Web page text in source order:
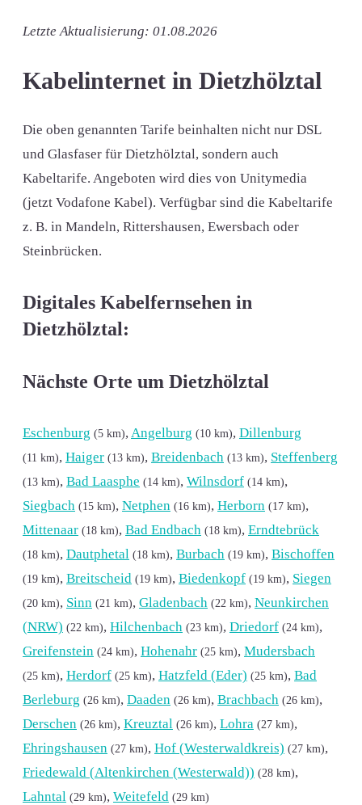
Letzte Aktualisierung: 01.08.2026
Kabelinternet in Dietzhölztal
Die oben genannten Tarife beinhalten nicht nur DSL
und Glasfaser für Dietzhölztal, sondern auch
Kabeltarife. Angeboten wird dies von Unitymedia
(jetzt Vodafone Kabel). Verfügbar sind die Kabeltarife
z. B. in Mandeln, Rittershausen, Ewersbach oder
Steinbrücken.
Digitales Kabelfernsehen in
Dietzhölztal:
Nächste Orte um Dietzhölztal
Eschenburg (5 km), Angelburg (10 km), Dillenburg
(11 km), Haiger (13 km), Breidenbach (13 km), Steffenberg
(13 km), Bad Laasphe (14 km), Wilnsdorf (14 km),
Siegbach (15 km), Netphen (16 km), Herborn (17 km),
Mittenaar (18 km), Bad Endbach (18 km), Erndtebrück
(18 km), Dautphetal (18 km), Burbach (19 km), Bischoffen
(19 km), Breitscheid (19 km), Biedenkopf (19 km), Siegen
(20 km), Sinn (21 km), Gladenbach (22 km), Neunkirchen
(NRW) (22 km), Hilchenbach (23 km), Driedorf (24 km),
Greifenstein (24 km), Hohenahr (25 km), Mudersbach
(25 km), Herdorf (25 km), Hatzfeld (Eder) (25 km), Bad
Berleburg (26 km), Daaden (26 km), Brachbach (26 km),
Derschen (26 km), Kreuztal (26 km), Lohra (27 km),
Ehringshausen (27 km), Hof (Westerwaldkreis) (27 km),
Friedewald (Altenkirchen (Westerwald)) (28 km),
Lahntal (29 km), Weitefeld (29 km)